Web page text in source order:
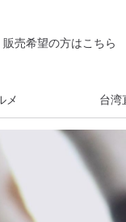
販売希望の方はこちら
メ 台湾